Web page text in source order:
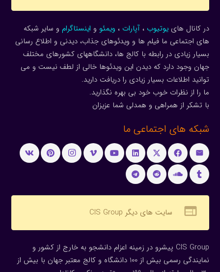
در کانال هاییوتیوب ، آپارات ، ویمئو و اینستاگرام و سایر شبکه
های اجتماعی ما فیلم ها و ویدئوهای جذاب، دیدنی و اطلاع رسانی
بسیار زیادی در رابطه با کالج ها، دانشگاههای کشورهای مختلف
جهان وجود دارد که دیدن این ویدئوها خالی از لطف نیست و می
توانید اطلاعات بسیار زیادی را دریافت دارید.
ما را از نظرات خوب خود بی بهره نگذارید.
با تشکر از همراهی و همدلی شما عزیزان
شبکه های اجتماعی ما
web سایت های دیگر CIS Group
CIS Group پیشرو در زمینه اعزام دانشجو به خارج از کشور و
نمایندگی رسمی بیش از 100 دانشگاه و کالج معتبر جهان با بیش از